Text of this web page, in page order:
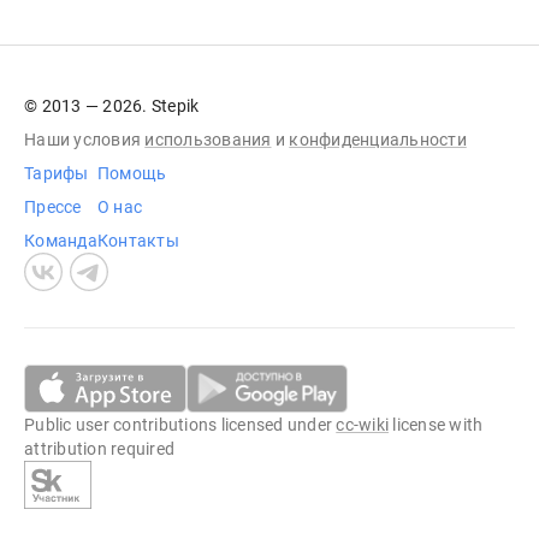
© 2013 — 2026. Stepik
Наши условия использования и конфиденциальности
Тарифы
Прессе
Команда
Помощь
О нас
Контакты
Public user contributions licensed undercc-wiki license with
attribution required